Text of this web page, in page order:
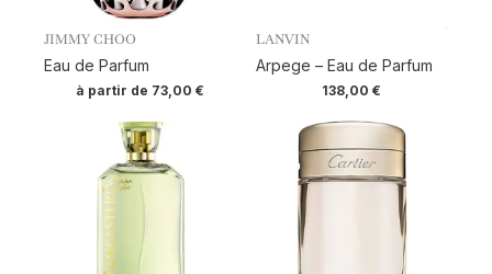
JIMMY CHOO
Eau de Parfum
à partir de 73,00€
LANVIN
Arpege – Eau de Parfum
138,00€